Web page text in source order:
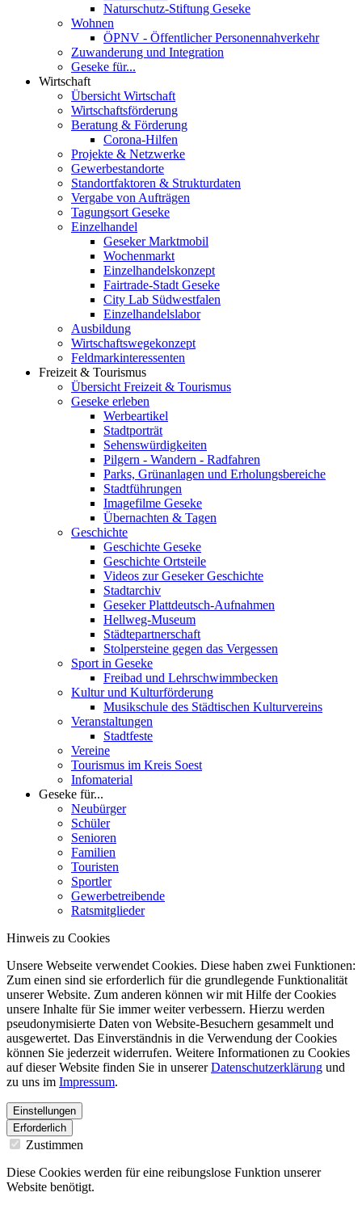
Naturschutz-Stiftung Geseke
Wohnen
ÖPNV - Öffentlicher Personennahverkehr
Zuwanderung und Integration
Geseke für...
Wirtschaft
Übersicht Wirtschaft
Wirtschaftsförderung
Beratung & Förderung
Corona-Hilfen
Projekte & Netzwerke
Gewerbestandorte
Standortfaktoren & Strukturdaten
Vergabe von Aufträgen
Tagungsort Geseke
Einzelhandel
Geseker Marktmobil
Wochenmarkt
Einzelhandelskonzept
Fairtrade-Stadt Geseke
City Lab Südwestfalen
Einzelhandelslabor
Ausbildung
Wirtschaftswegekonzept
Feldmarkinteressenten
Freizeit & Tourismus
Übersicht Freizeit & Tourismus
Geseke erleben
Werbeartikel
Stadtporträt
Sehenswürdigkeiten
Pilgern - Wandern - Radfahren
Parks, Grünanlagen und Erholungsbereiche
Stadtführungen
Imagefilme Geseke
Übernachten & Tagen
Geschichte
Geschichte Geseke
Geschichte Ortsteile
Videos zur Geseker Geschichte
Stadtarchiv
Geseker Plattdeutsch-Aufnahmen
Hellweg-Museum
Städtepartnerschaft
Stolpersteine gegen das Vergessen
Sport in Geseke
Freibad und Lehrschwimmbecken
Kultur und Kulturförderung
Musikschule des Städtischen Kulturvereins
Veranstaltungen
Stadtfeste
Vereine
Tourismus im Kreis Soest
Infomaterial
Geseke für...
Neubürger
Schüler
Senioren
Familien
Touristen
Sportler
Gewerbetreibende
Ratsmitglieder
Hinweis zu Cookies
Unsere Webseite verwendet Cookies. Diese haben zwei Funktionen:
Zum einen sind sie erforderlich für die grundlegende Funktionalität
unserer Website. Zum anderen können wir mit Hilfe der Cookies
unsere Inhalte für Sie immer weiter verbessern. Hierzu werden
pseudonymisierte Daten von Website-Besuchern gesammelt und
ausgewertet. Das Einverständnis in die Verwendung der Cookies
können Sie jederzeit widerrufen. Weitere Informationen zu Cookies
auf dieser Website finden Sie in unsererDatenschutzerklärung und
zu uns im Impressum.
Einstellungen
Erforderlich
Zustimmen
Diese Cookies werden für eine reibungslose Funktion unserer
Website benötigt.